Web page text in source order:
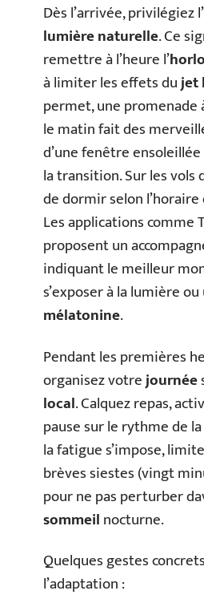
Dès l’arrivée, privilégiez
lumière naturelle. Ce
remettre à l’heure l’
à limiter les effets dujet
permet, une promenade
le matin fait des
d’une fenêtre
la transition. Sur les vols
de dormir selon l’horaire
Les applications comme
proposent un
indiquant le meilleur
s’exposer à la lumière
mélatonine.
Pendant les premières
organisez votrejournée
local. Calquez repas,
pause sur le rythme de
la fatigue s’impose,
brèves siestes (vingt
pour ne pas perturber
sommeilnocturne.
Quelques gestes
l’adaptation :